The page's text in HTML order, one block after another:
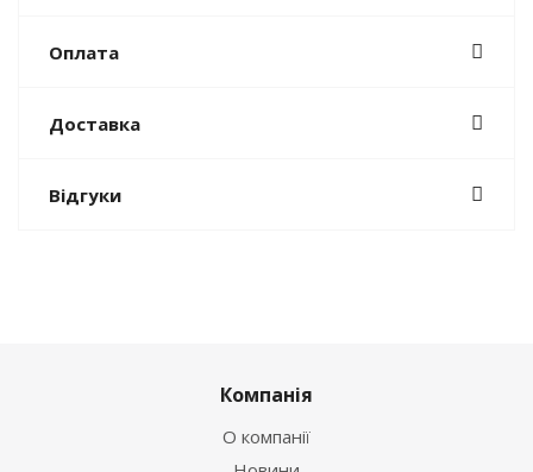
Оплата
Доставка
Відгуки
Компанія
О компанії